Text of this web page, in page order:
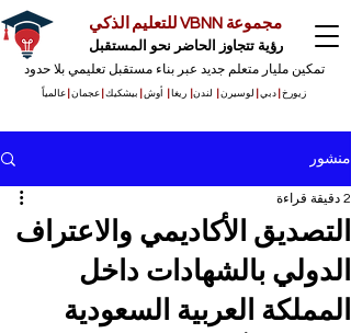
مجموعة VBNN للتعليم الذكي
رؤية تتجاوز الحاضر نحو المستقبل
تمكين مليار متعلم جديد عبر بناء مستقبل تعليمي بلا حدود
زيورخ دبي لوسيرن لندن ريغا أوش بيشكيك عجمان |عالمياً
منشور
التصديق الأكاديمي والاعتراف
الدولي بالشهادات داخل
المملكة العربية السعودية
2 دقيقة قراءة